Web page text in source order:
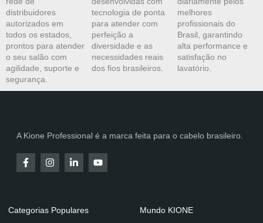
distribuidores
autorizados em
todos os estados,
prontos para atender
o seu salão com
agilidade, suporte e
segurança.
tecnologia de ponta
para atender com
perfeição a
diversidade e as
necessidades reais
dos fios brasileiros.
melhores
profissionais do
Brasil, garantindo
alta performance e
satisfação no
lavatório.
A Kione Professional é a marca feita para o cabelo brasileiro.
Categorias Populares Mundo KIONE